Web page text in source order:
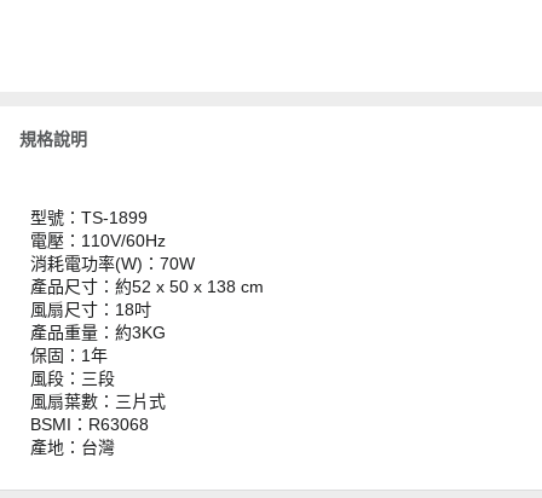
規格說明
型號：TS-1899
電壓：110V/60Hz
消耗電功率(W)：70W
產品尺寸：約52 x 50 x 138 cm
風扇尺寸：18吋
產品重量：約3KG
保固：1年
風段：三段
風扇葉數：三片式
BSMI：R63068
產地：台灣